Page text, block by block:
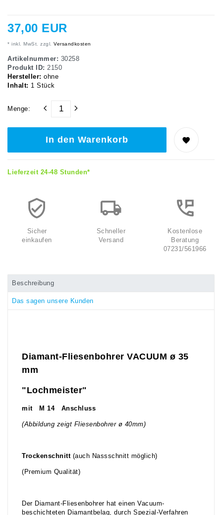
37,00 EUR
* inkl. MwSt. zzgl. Versandkosten
Artikelnummer: 30258
Produkt ID: 2150
Hersteller: ohne
Inhalt: 1 Stück
Menge:
In den Warenkorb
Lieferzeit 24-48 Stunden*
Sicher
einkaufen
Schneller
Versand
Kostenlose
Beratung
07231/561966
Beschreibung
Das sagen unsere Kunden
Diamant-Fliesenbohrer VACUUM ø 35
mm
"Lochmeister"
mit M 14 Anschluss
(Abbildung zeigt Fliesenbohrer ø 40mm)
Trockenschnitt (auch Nassschnitt möglich)
(Premium Qualität)
Der Diamant-Fliesenbohrer hat einen Vacuum-
beschichteten Diamantbelag, durch Spezial-Verfahren